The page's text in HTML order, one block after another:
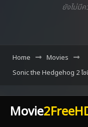
ยังไม่มี
Home
Movies
Sonic the Hedgehog 2 โซ
Movie